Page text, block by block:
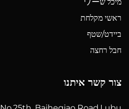
ראשי מקלחת
ביידט/שטף
חבל רחצה
צור קשר איתנו